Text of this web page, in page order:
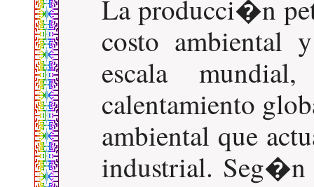
La producci�n
costo
escala
calentamiento
ambiental que
industrial. Seg�n